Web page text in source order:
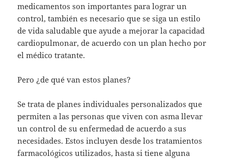
medicamentos son importantes para lograr un
control, también es necesario que se siga un estilo
de vida saludable que ayude a mejorar la capacidad
cardiopulmonar, de acuerdo con un plan hecho por
el médico tratante.
Pero ¿de qué van estos planes?
Se trata de planes individuales personalizados que
permiten a las personas que viven con asma llevar
un control de su enfermedad de acuerdo a sus
necesidades. Estos incluyen desde los tratamientos
farmacológicos utilizados, hasta si tiene alguna